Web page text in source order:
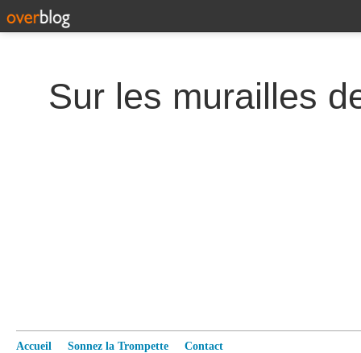
Accueil Sonnez la Trompette Contact